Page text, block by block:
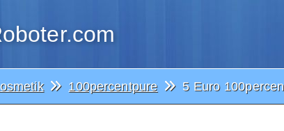
100percentpure 5 Euro